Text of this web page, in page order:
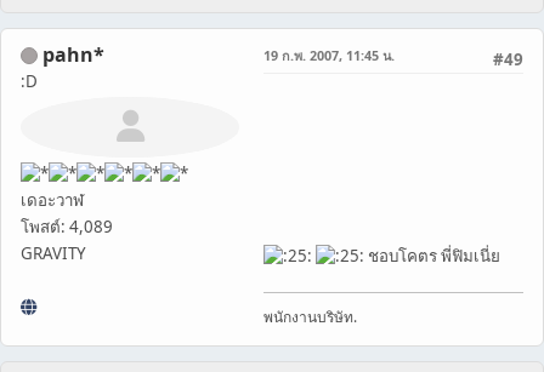
pahn*
:D
เดอะวาฬ
โพสต์: 4,089
GRAVITY
#49
19 ก.พ. 2007, 11:45 น.
ชอบโคตร พี่ฟิมเนี่ย
พนักงานบริษัท.